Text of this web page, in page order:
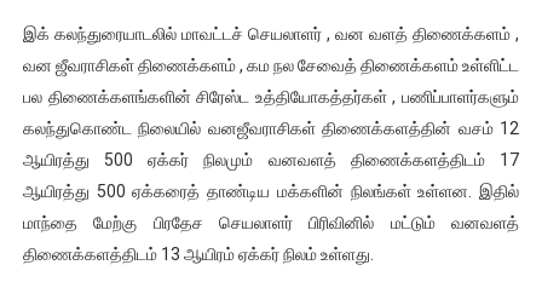
இக் கலந்துரையாடலில் மாவட்டச் செயலாளர் , வன வளத் திணைக்களம் ,
வன ஜீவராசிகள் திணைக்களம் , கம நல சேவைத் திணைக்களம் உள்ளிட்ட
பல திணைக்களங்களின் சிரேஸ்ட உத்தியோகத்தர்கள் , பணிப்பாளர்களும்
கலந்துகொண்ட நிலையில் வனஜீவராசிகள் திணைக்களத்தின் வசம் 12
ஆயிரத்து 500 ஏக்கர் நிலமும் வனவளத் திணைக்களத்திடம் 17
ஆயிரத்து 500 ஏக்கரைத் தாண்டிய மக்களின் நிலங்கள் உள்ளன. இதில்
மாந்தை மேற்கு பிரதேச செயலாளர் பிரிவினில் மட்டும் வனவளத்
திணைக்களத்திடம் 13 ஆயிரம் ஏக்கர் நிலம் உள்ளது.